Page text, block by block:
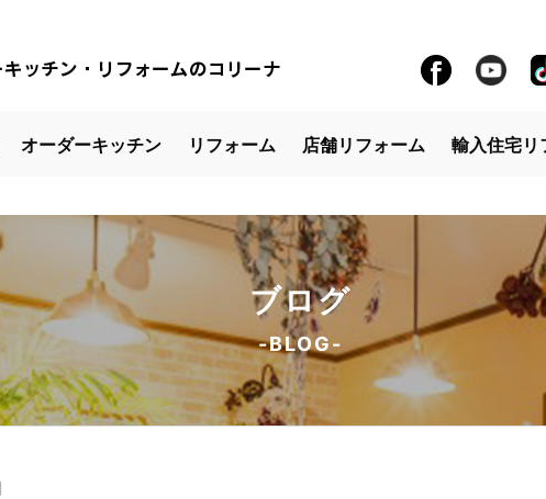
オーダーキッチン リフォーム 店舗リフォーム 輸入住宅リ
ブログ
-BLOG-